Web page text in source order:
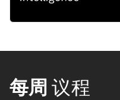
每周 议程